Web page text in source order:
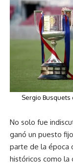
Sergio
No solo fue
ganó un puesto
parte de la época
históricos como la